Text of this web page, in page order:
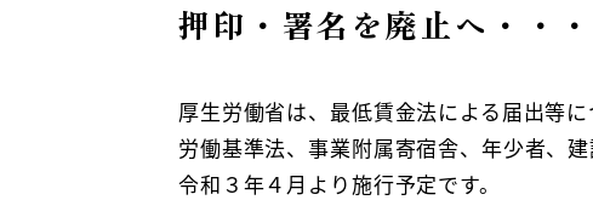
押印・署名を廃止へ・・
厚生労働省は、最低賃金法による届出等
労働基準法、事業附属寄宿舎、年少者、
令和３年４月より施行予定です。